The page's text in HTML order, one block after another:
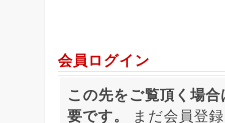
会員ログイン
この先をご覧頂く場
要です。
まだ会員登